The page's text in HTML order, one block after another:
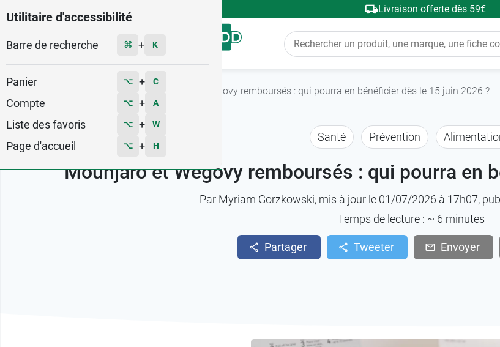
Utilitaire d'accessibilité
Barre de recherche ⌘ + K
Panier ⌥ + C
Compte ⌥ + A
Liste des favoris ⌥ + W
Page d'accueil ⌥ + H
Livraison offerte dès 59€
Menu
Mounjaro et Wegovy remboursés : qui pourra en bénéficier dès le 15 juin 2026 ?
Santé Prévention
Mounjaro et Wegovy remboursés : qui pourra en
Par Myriam Gorzkowski, mis à jour le 01/07/2026 à 17h07,
Temps de lecture : ~ 6 minutes
Partager Tweeter Envoyer